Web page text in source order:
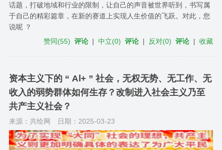
话题，打破地域和行业的限制，让自己的声音被世界听到，书写属
于自己的精彩篇章，在新的赛道上实现人生价值的飞跃。对此，您
说呢 ？
赞同(55) 评论 |中立(0) 评论 | 反对(0) 评论 |收藏
资本主义下的 “ AⅠ+ ” 社会，无权无势、无工作、无
收入的弱势群体如何生存？改制进入社会主义乃至
共产主义社会？
来源：共绘网 日期：2025-03-23